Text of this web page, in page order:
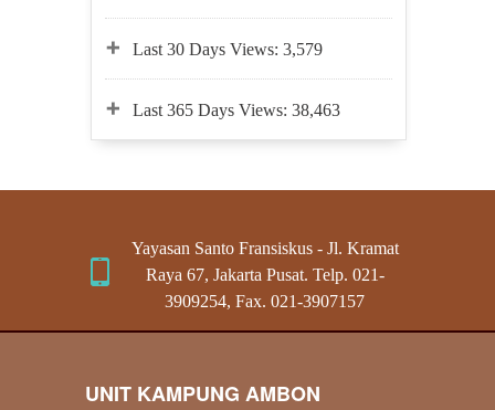
Last 30 Days Views: 3,579
Last 365 Days Views: 38,463
Yayasan Santo Fransiskus - Jl. Kramat
Raya 67, Jakarta Pusat. Telp. 021-
3909254, Fax. 021-3907157
UNIT KAMPUNG AMBON